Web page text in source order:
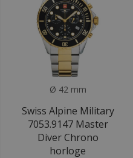
Ø 42 mm
Swiss Alpine Military
7053.9147 Master
Diver Chrono
horloge